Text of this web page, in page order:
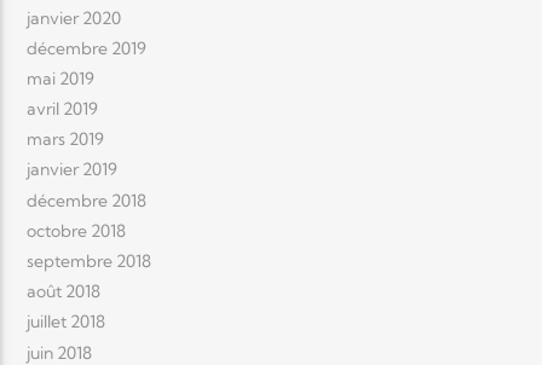
janvier 2020
décembre 2019
mai 2019
avril 2019
mars 2019
janvier 2019
décembre 2018
octobre 2018
septembre 2018
août 2018
juillet 2018
juin 2018